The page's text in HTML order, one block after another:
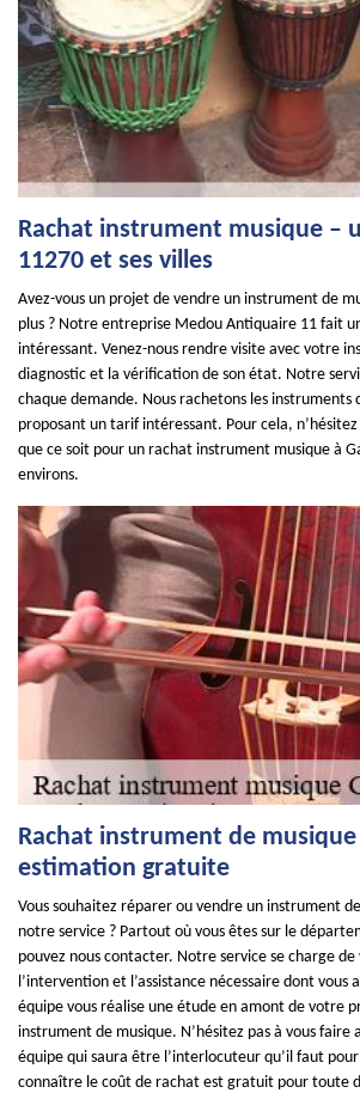
Rachat instrument musique –
11270 et ses villes
Avez-vous un projet de vendre un instrument de
plus ? Notre entreprise Medou Antiquaire 11 fait
intéressant. Venez-nous rendre visite avec votre
diagnostic et la vérification de son état. Notre
chaque demande. Nous rachetons les instruments
proposant un tarif intéressant. Pour cela,
que ce soit pour un rachat instrument musique à
environs.
Rachat instrument de musique
estimation gratuite
Vous souhaitez réparer ou vendre un instrument
notre service ? Partout où vous êtes sur le
pouvez nous contacter. Notre service se charge
l’intervention et l’assistance nécessaire dont vous
équipe vous réalise une étude en amont de votre
instrument de musique. N’hésitez pas à vous faire
équipe qui saura être l’interlocuteur qu’il faut
connaître le coût de rachat est gratuit pour toute